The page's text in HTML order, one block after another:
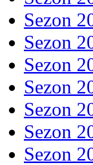
Sezon
Sezon
Sezon
Sezon
Sezon
Sezon
Sezon